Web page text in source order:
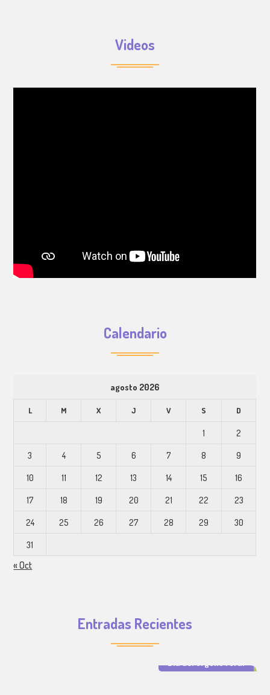
Videos
Calendario
agosto 2026
L M X J V S D
1 2
3 4 5 6 7 8 9
10 11 12 13 14 15 16
17 18 19 20 21 22 23
24 25 26 27 28 29 30
31
« Oct
Entradas Recientes